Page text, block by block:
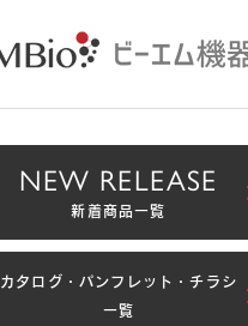
NEW RELEASE
新着商品一覧
カタログ・パンフレット・チラシ
一覧